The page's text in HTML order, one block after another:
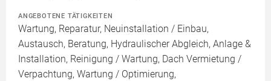
ANGEBOTENE TÄTIGKEITEN
Wartung, Reparatur, Neuinstallation / Einbau,
Austausch, Beratung, Hydraulischer Abgleich, Anlage &
Installation, Reinigung / Wartung, Dach Vermietung /
Verpachtung, Wartung / Optimierung,